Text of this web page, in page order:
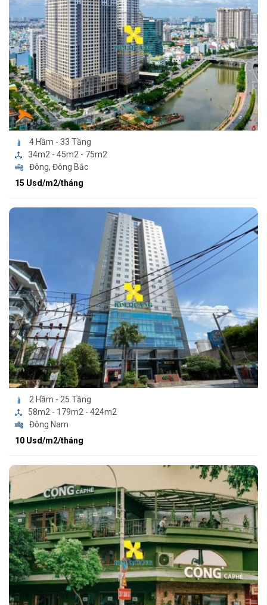
4 Hầm - 33 Tầng
34m2 - 45m2 - 75m2
Đông, Đông Bắc
15 Usd/m2/tháng
2 Hầm - 25 Tầng
58m2 - 179m2 - 424m2
Đông Nam
10 Usd/m2/tháng